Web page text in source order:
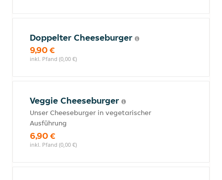
Doppelter Cheeseburger
9,90 €
inkl. Pfand (0,00 €)
Veggie Cheeseburger
Unser Cheeseburger in vegetarischer
Ausführung
6,90 €
inkl. Pfand (0,00 €)